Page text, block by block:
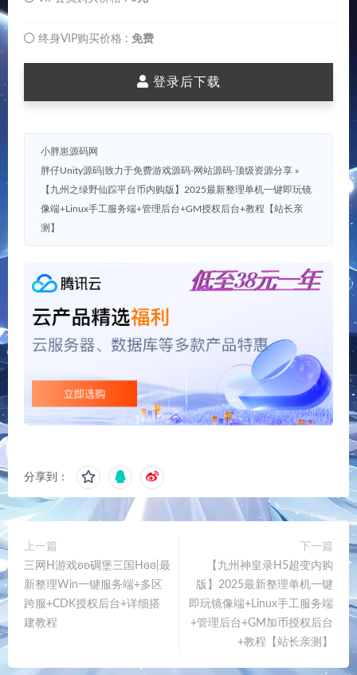
终身VIP购买价格 : 免费
登录后下载
小胖崽源码网
胖仔Unity源码|致力于免费游戏源码-网站源码-顶级资源分享 »
【九州之绿野仙踪平台币内购版】2025最新整理单机一键即玩镜
像端+Linux手工服务端+管理后台+GM授权后台+教程【站长亲
测】
分享到：
上一篇
三网H游戏ʚʚ碉堡三国Hɞɞ|最
新整理Win一键服务端+多区
跨服+CDK授权后台+详细搭
建教程
下一篇
【九州神皇录H5超变内购
版】2025最新整理单机一键
即玩镜像端+Linux手工服务端
+管理后台+GM加币授权后台
+教程【站长亲测】